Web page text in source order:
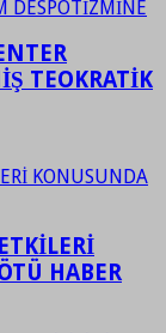
TEOKRATİK
HABER